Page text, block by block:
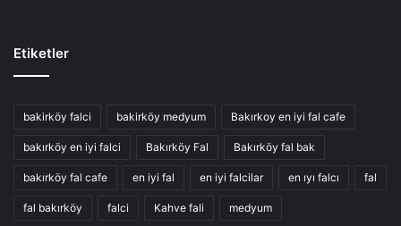
Etiketler
bakirköy falci bakirköy medyum Bakırkoy en iyi fal cafe
bakırköy en iyi falci Bakırköy Fal Bakırköy fal bak
bakırköy fal cafe en iyi fal en iyi falcilar en ıyı falcı fal
fal bakırköy falci Kahve fali medyum